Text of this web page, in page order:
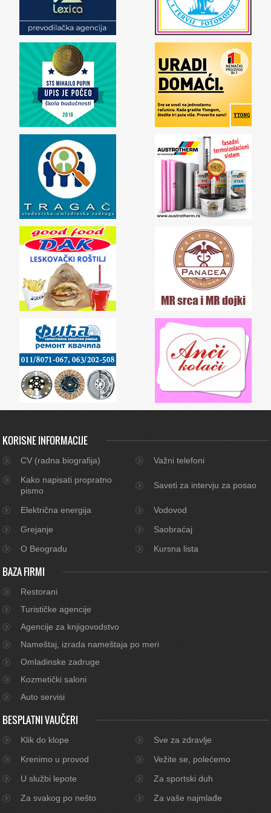
KORISNE INFORMACIJE
CV (radna biografija)
Važni telefoni
Kako napisati propratno
pismo
Saveti za intervju za posao
Električna energija
Vodovod
Grejanje
Saobraćaj
O Beogradu
Kursna lista
BAZA FIRMI
Restorani
Turističke agencije
Agencije za knjigovodstvo
Nameštaj, izrada nameštaja po meri
Omladinske zadruge
Kozmetički saloni
Auto servisi
BESPLATNI VAUČERI
Klik do klope
Sve za zdravlje
Krenimo u provod
Vežite se, polećemo
U službi lepote
Za sportski duh
Za svakog po nešto
Za vaše najmlađe